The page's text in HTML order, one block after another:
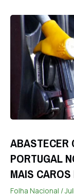
ABASTECER
PORTUGAL
MAIS
Folha Nacional